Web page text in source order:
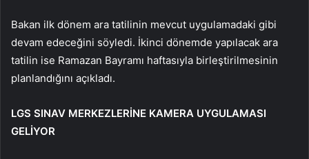
Bakan ilk dönem ara tatilinin mevcut uygulamadaki gibi
devam edeceğini söyledi. İkinci dönemde yapılacak ara
tatilin ise Ramazan Bayramı haftasıyla birleştirilmesinin
planlandığını açıkladı.
LGS SINAV MERKEZLERİNE KAMERA UYGULAMASI
GELİYOR